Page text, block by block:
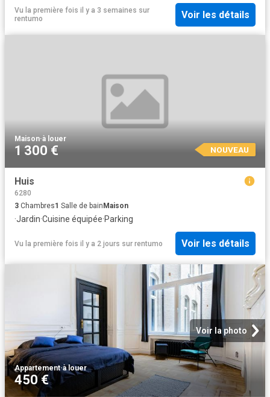
Vu la première fois il y a 3 semaines sur
rentumo
Voir les détails
Maison·à louer
1 300 € NOUVEAU
Huis
6280
3 Chambres1 Salle de bainMaison
·Jardin·Cuisine équipée·Parking
Vu la première fois il y a 2 jours sur rentumo Voir les détails
Voir la photo
Appartement·à louer
450 €